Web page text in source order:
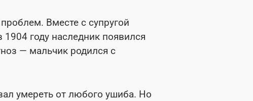
Вместе с супругой
году наследник появился
— мальчик родился с
умереть от любого ушиба. Но